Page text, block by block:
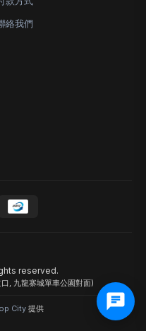
絡我們
reserved.
, 九龍寨城單車公園對面)
City 提供